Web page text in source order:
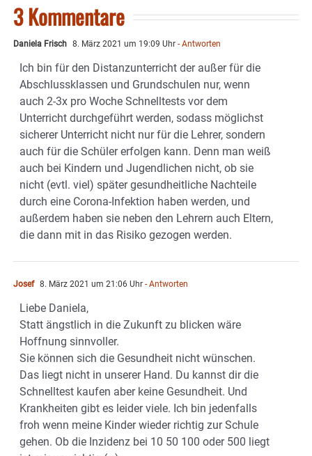
3 Kommentare
Daniela Frisch 8. März 2021 um 19:09 Uhr - Antworten
Ich bin für den Distanzunterricht der außer für die
Abschlussklassen und Grundschulen nur, wenn
auch 2-3x pro Woche Schnelltests vor dem
Unterricht durchgeführt werden, sodass möglichst
sicherer Unterricht nicht nur für die Lehrer, sondern
auch für die Schüler erfolgen kann. Denn man weiß
auch bei Kindern und Jugendlichen nicht, ob sie
nicht (evtl. viel) später gesundheitliche Nachteile
durch eine Corona-Infektion haben werden, und
außerdem haben sie neben den Lehrern auch Eltern,
die dann mit in das Risiko gezogen werden.
Josef 8. März 2021 um 21:06 Uhr - Antworten
Liebe Daniela,
Statt ängstlich in die Zukunft zu blicken wäre
Hoffnung sinnvoller.
Sie können sich die Gesundheit nicht wünschen.
Das liegt nicht in unserer Hand. Du kannst dir die
Schnelltest kaufen aber keine Gesundheit. Und
Krankheiten gibt es leider viele. Ich bin jedenfalls
froh wenn meine Kinder wieder richtig zur Schule
gehen. Ob die Inzidenz bei 10 50 100 oder 500 liegt